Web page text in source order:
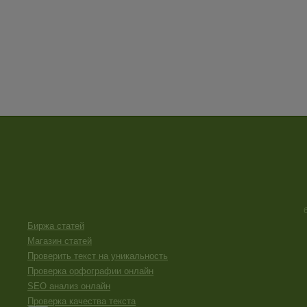
Биржа статей
Магазин статей
Проверить текст на уникальность
Проверка орфографии онлайн
SEO анализ онлайн
Проверка качества текста